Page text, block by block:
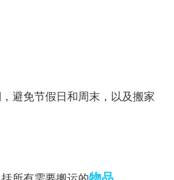
避免节假日和周末，以及搬家